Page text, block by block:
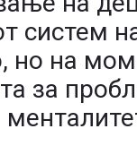
систем
но на
за